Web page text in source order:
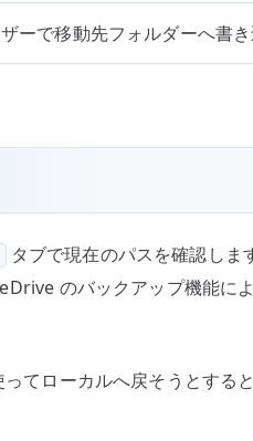
ーで移動先フォルダーへ書
タブで現在のパスを確認しま
のバックアップ機能に
てローカルへ戻そうとする